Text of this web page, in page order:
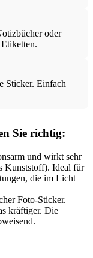
oder
Sticker. Einfach
Sie richtig:
und wirkt sehr
Kunststoff). Ideal für
die im Licht
Foto-Sticker.
kräftiger. Die